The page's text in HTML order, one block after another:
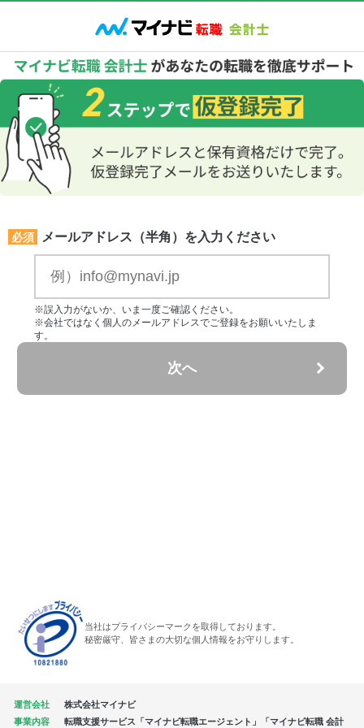
必須 メールアドレス（半角）を入力ください
※誤入力がないか、いま一度ご確認ください。
※会社ではなく個人のメールアドレスでご登録をお願いいたしま
す。
次へ
当社はプライバシーマークを取得しております。
秘密厳守、皆さまの大切な個人情報をお守りします。
運営会社
株式会社マイナビ
事業内容
転職支援サービス「マイナビ転職エージェント」「マイナビ転職 会計